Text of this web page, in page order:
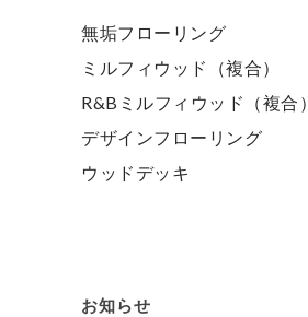
無垢フローリング
ミルフィウッド（複合）
R&Bミルフィウッド（複合）
デザインフローリング
ウッドデッキ
お知らせ